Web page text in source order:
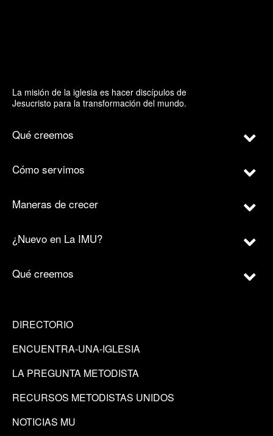
La misión de la iglesia es hacer discípulos de
Jesucristo para la transformación del mundo.
Qué creemos
Cómo servimos
Maneras de crecer
¿Nuevo en La IMU?
Qué creemos
DIRECTORIO
ENCUENTRA-UNA-IGLESIA
LA PREGUNTA METODISTA
RECURSOS METODISTAS UNIDOS
NOTICIAS MU